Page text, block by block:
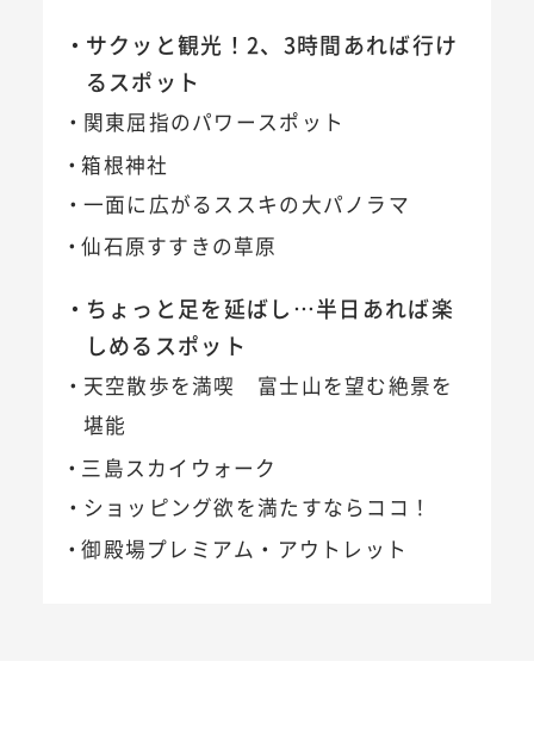
サクッと観光！2、3時間あれば行け
るスポット
関東屈指のパワースポット
箱根神社
一面に広がるススキの大パノラマ
仙石原すすきの草原
ちょっと足を延ばし…半日あれば楽
しめるスポット
天空散歩を満喫 富士山を望む絶景を
堪能
三島スカイウォーク
ショッピング欲を満たすならココ！
御殿場プレミアム・アウトレット